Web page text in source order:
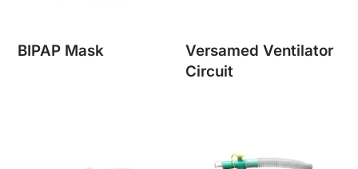
BIPAP Mask
Versamed Ventilator
Circuit